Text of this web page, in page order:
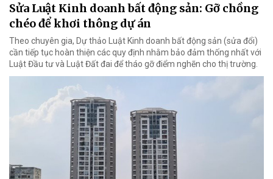
Sửa Luật Kinh doanh bất động sản: Gỡ chồng
chéo để khơi thông dự án
Theo chuyên gia, Dự thảo Luật Kinh doanh bất động sản (sửa đổi)
cần tiếp tục hoàn thiện các quy định nhằm bảo đảm thống nhất với
Luật Đầu tư và Luật Đất đai để tháo gỡ điểm nghẽn cho thị trường.